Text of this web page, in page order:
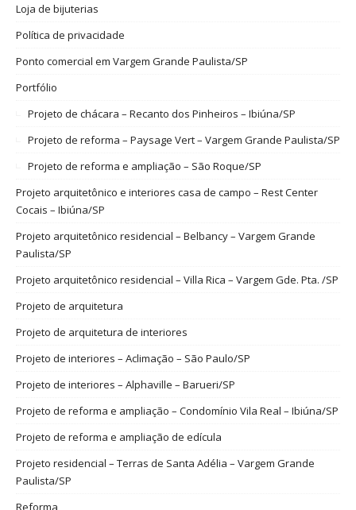
Loja de bijuterias
Política de privacidade
Ponto comercial em Vargem Grande Paulista/SP
Portfólio
Projeto de chácara – Recanto dos Pinheiros – Ibiúna/SP
Projeto de reforma – Paysage Vert – Vargem Grande Paulista/SP
Projeto de reforma e ampliação – São Roque/SP
Projeto arquitetônico e interiores casa de campo – Rest Center
Cocais – Ibiúna/SP
Projeto arquitetônico residencial – Belbancy – Vargem Grande
Paulista/SP
Projeto arquitetônico residencial – Villa Rica – Vargem Gde. Pta. /SP
Projeto de arquitetura
Projeto de arquitetura de interiores
Projeto de interiores – Aclimação – São Paulo/SP
Projeto de interiores – Alphaville – Barueri/SP
Projeto de reforma e ampliação – Condomínio Vila Real – Ibiúna/SP
Projeto de reforma e ampliação de edícula
Projeto residencial – Terras de Santa Adélia – Vargem Grande
Paulista/SP
Reforma